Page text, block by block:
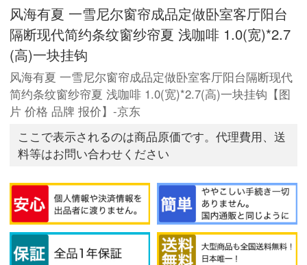
风海有夏 一雪尼尔窗帘成品定做卧室客厅阳台
隔断现代简约条纹窗纱帘夏 浅咖啡 1.0(宽)*2.7
(高)一块挂钩
风海有夏 一雪尼尔窗帘成品定做卧室客厅阳台隔断现代
简约条纹窗纱帘夏 浅咖啡 1.0(宽)*2.7(高)一块挂钩【图
片 价格 品牌 报价】-京东
ここで表示されるのは商品原価です。代理費用、送
料等はお問い合わせください